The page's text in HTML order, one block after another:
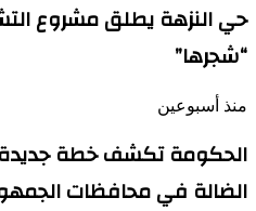
حي النزهة يطلق مشروع
“شجرها”
منذ أسبوعين
الحكومة تكشف خطة جديدة
الضالة في محافظات